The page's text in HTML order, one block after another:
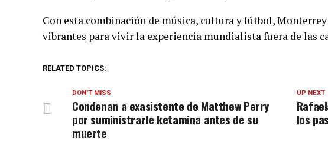
Con esta combinación de música, cultura y fútbol,
vibrantes para vivir la experiencia mundialista fuera de las
RELATED TOPICS:
UP NEXT
los
DON'T MISS
Condenan a exasistente de Matthew Perry
por suministrarle ketamina antes de su
muerte